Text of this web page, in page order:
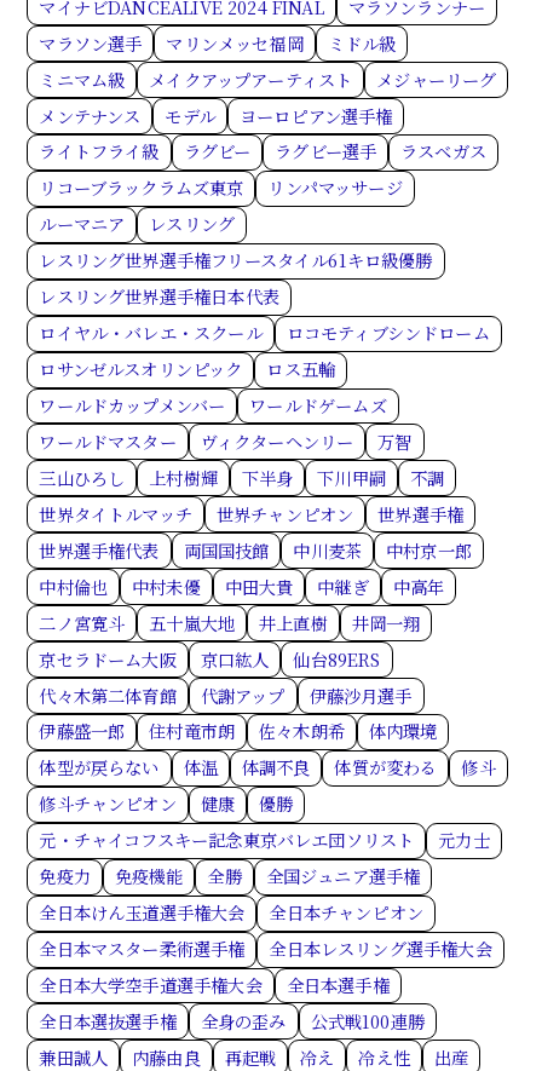
マイナビDANCEALIVE 2024 FINAL
マラソンランナー
マラソン選手
マリンメッセ福岡
ミドル級
ミニマム級
メイクアップアーティスト
メジャーリーグ
メンテナンス
モデル
ヨーロピアン選手権
ライトフライ級
ラグビー ラグビー選手
ラスベガス
リコーブラックラムズ東京
リンパマッサージ
ルーマニア
レスリング
レスリング世界選手権フリースタイル61キロ級優勝
レスリング世界選手権日本代表
ロイヤル・バレエ・スクール
ロコモティブシンドローム
ロサンゼルスオリンピック
ロス五輪
ワールドカップメンバー
ワールドゲームズ
ワールドマスター
ヴィクターヘンリー
万智
三山ひろし
上村樹輝 下半身 下川甲嗣
不調
世界タイトルマッチ
世界チャンピオン
世界選手権
世界選手権代表
両国国技館 中川麦茶
中村京一郎
中村倫也
中村未優 中田大貴 中継ぎ
中高年
二ノ宮寛斗
五十嵐大地 井上直樹
井岡一翔
京セラドーム大阪
京口紘人
仙台89ERS
代々木第二体育館
代謝アップ
伊藤沙月選手
伊藤盛一郎
住村竜市朗 佐々木朗希
体内環境
体型が戻らない
体温 体調不良 体質が変わる
修斗
修斗チャンピオン
健康
優勝
元・チャイコフスキー記念東京バレエ団ソリスト
元力士
免疫力
免疫機能 全勝
全国ジュニア選手権
全日本けん玉道選手権大会
全日本チャンピオン
全日本マスター柔術選手権
全日本レスリング選手権大会
全日本大学空手道選手権大会
全日本選手権
全日本選抜選手権
全身の歪み
公式戦100連勝
兼田誠人
内藤由良 再起戦 冷え 冷え性
出産